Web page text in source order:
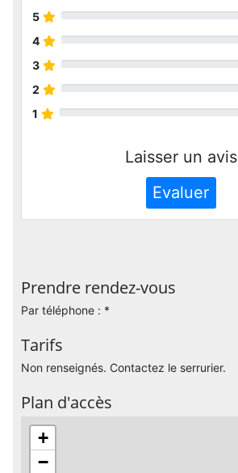
5
4
3
2
1
Laisser un avis
Evaluer
Prendre rendez-vous
Par téléphone : *
Tarifs
Non renseignés. Contactez le serrurier.
Plan d'accès
+
−